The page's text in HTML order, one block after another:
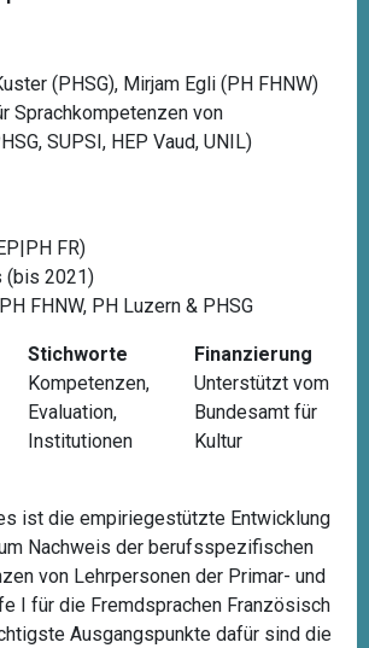
(PHSG), Mirjam Egli (PH FHNW)
Sprachkompetenzen von
SUPSI, HEP Vaud, UNIL)
FR)
(bis 2021)
FHNW, PH Luzern & PHSG
Stichworte
Kompetenzen,
Evaluation,
Institutionen
Finanzierung
Unterstützt vom
Bundesamt für
Kultur
ist die empiriegestützte Entwicklung
Nachweis der berufsspezifischen
von Lehrpersonen der Primar- und
I für die Fremdsprachen Französisch
Ausgangspunkte dafür sind die